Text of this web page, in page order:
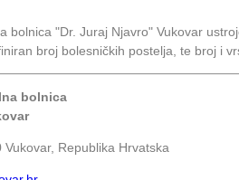
bolnica "Dr. Juraj Njavro" Vukovar
broj bolesničkih postelja, te broj i
bolnica
Republika Hrvatska